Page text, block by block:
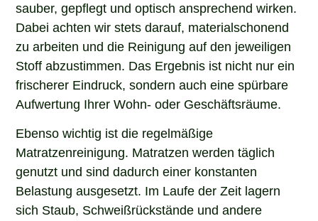
sauber, gepflegt und optisch ansprechend wirken.
Dabei achten wir stets darauf, materialschonend
zu arbeiten und die Reinigung auf den jeweiligen
Stoff abzustimmen. Das Ergebnis ist nicht nur ein
frischerer Eindruck, sondern auch eine spürbare
Aufwertung Ihrer Wohn- oder Geschäftsräume.
Ebenso wichtig ist die regelmäßige
Matratzenreinigung. Matratzen werden täglich
genutzt und sind dadurch einer konstanten
Belastung ausgesetzt. Im Laufe der Zeit lagern
sich Staub, Schweißrückstände und andere